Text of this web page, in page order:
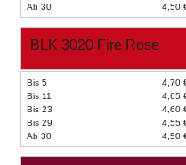
Ab 30
4,50
BLK 3020 Fire Rose
Bis 5
4,70
Bis 11
4,65
Bis 23
4,60
Bis 29
4,55
Ab 30
4,50